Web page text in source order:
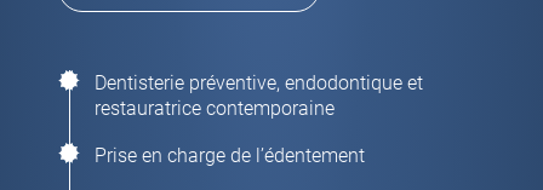
Dentisterie préventive, endodontique et
restauratrice contemporaine
Prise en charge de l’édentement